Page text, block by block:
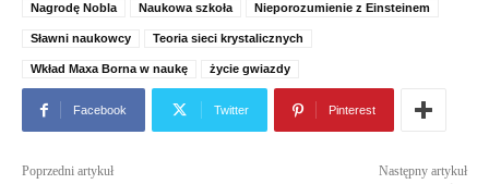
Nagrodę Nobla Naukowa szkoła Nieporozumienie z Einsteinem
Sławni naukowcy Teoria sieci krystalicznych
Wkład Maxa Borna w naukę życie gwiazdy
Facebook Twitter Pinterest
Poprzedni artykuł Następny artykuł